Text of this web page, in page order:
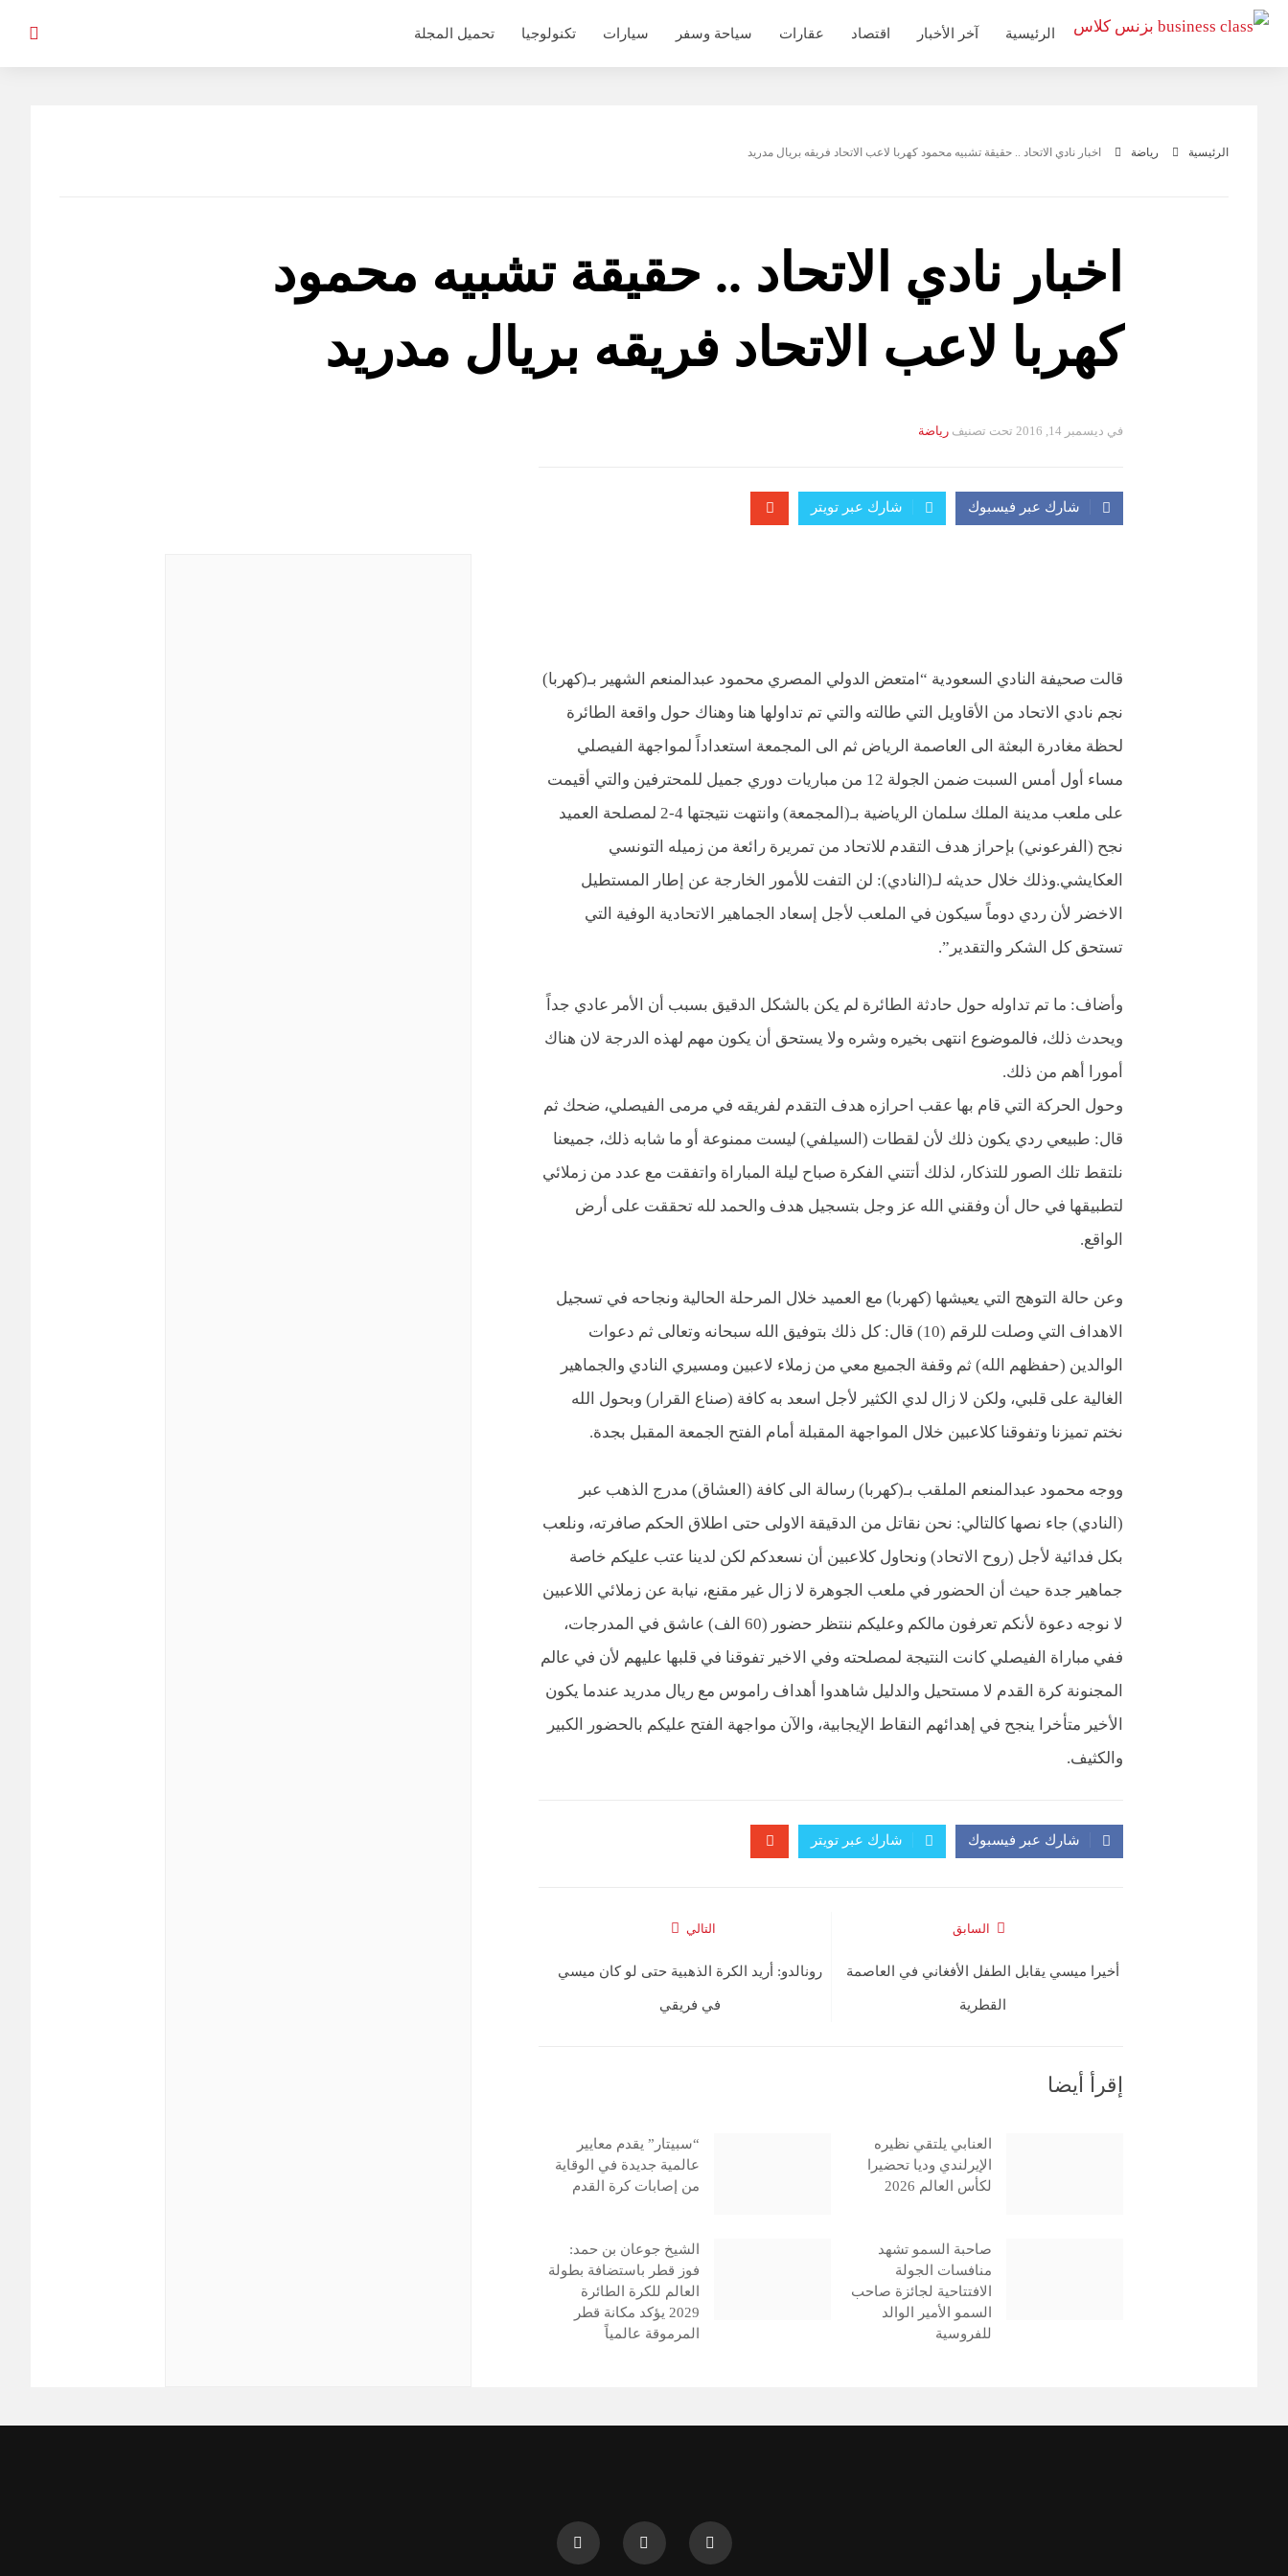
التجاوز
الرئيسية آخر الأخبار اقتصاد عقارات سياحة وسفر سيارات تكنولوجيا تحميل المجلة
الرئيسية رياضة اخبار نادي الاتحاد .. حقيقة تشبيه محمود كهربا لاعب الاتحاد فريقه بريال مدريد
اخبار نادي الاتحاد .. حقيقة تشبيه محمود
كهربا لاعب الاتحاد فريقه بريال مدريد
في ديسمبر 14, 2016 تحت تصنيف التصانيف
رياضة
شارك عبر فيسبوك شارك عبر تويتر
قالت صحيفة النادي السعودية “امتعض الدولي المصري محمود عبدالمنعم الشهير بـ(كهربا)
نجم نادي الاتحاد من الأقاويل التي طالته والتي تم تداولها هنا وهناك حول واقعة الطائرة
لحظة مغادرة البعثة الى العاصمة الرياض ثم الى المجمعة استعداداً لمواجهة الفيصلي
مساء أول أمس السبت ضمن الجولة 12 من مباريات دوري جميل للمحترفين والتي أقيمت
على ملعب مدينة الملك سلمان الرياضية بـ(المجمعة) وانتهت نتيجتها 4-2 لمصلحة العميد
نجح (الفرعوني) بإحراز هدف التقدم للاتحاد من تمريرة رائعة من زميله التونسي
العكايشي.وذلك خلال حديثه لـ(النادي): لن التفت للأمور الخارجة عن إطار المستطيل
الاخضر لأن ردي دوماً سيكون في الملعب لأجل إسعاد الجماهير الاتحادية الوفية التي
تستحق كل الشكر والتقدير”.
وأضاف: ما تم تداوله حول حادثة الطائرة لم يكن بالشكل الدقيق بسبب أن الأمر عادي جداً
ويحدث ذلك، فالموضوع انتهى بخيره وشره ولا يستحق أن يكون مهم لهذه الدرجة لان هناك
أمورا أهم من ذلك.
وحول الحركة التي قام بها عقب احرازه هدف التقدم لفريقه في مرمى الفيصلي، ضحك ثم
قال: طبيعي ردي يكون ذلك لأن لقطات (السيلفي) ليست ممنوعة أو ما شابه ذلك، جميعنا
نلتقط تلك الصور للتذكار، لذلك أتتني الفكرة صباح ليلة المباراة واتفقت مع عدد من زملائي
لتطبيقها في حال أن وفقني الله عز وجل بتسجيل هدف والحمد لله تحققت على أرض
الواقع.
وعن حالة التوهج التي يعيشها (كهربا) مع العميد خلال المرحلة الحالية ونجاحه في تسجيل
الاهداف التي وصلت للرقم (10) قال: كل ذلك بتوفيق الله سبحانه وتعالى ثم دعوات
الوالدين (حفظهم الله) ثم وقفة الجميع معي من زملاء لاعبين ومسيري النادي والجماهير
الغالية على قلبي، ولكن لا زال لدي الكثير لأجل اسعد به كافة (صناع القرار) وبحول الله
نختم تميزنا وتفوقنا كلاعبين خلال المواجهة المقبلة أمام الفتح الجمعة المقبل بجدة.
ووجه محمود عبدالمنعم الملقب بـ(كهربا) رسالة الى كافة (العشاق) مدرج الذهب عبر
(النادي) جاء نصها كالتالي: نحن نقاتل من الدقيقة الاولى حتى اطلاق الحكم صافرته، ونلعب
بكل فدائية لأجل (روح الاتحاد) ونحاول كلاعبين أن نسعدكم لكن لدينا عتب عليكم خاصة
جماهير جدة حيث أن الحضور في ملعب الجوهرة لا زال غير مقنع، نيابة عن زملائي اللاعبين
لا نوجه دعوة لأنكم تعرفون مالكم وعليكم ننتظر حضور (60 الف) عاشق في المدرجات،
ففي مباراة الفيصلي كانت النتيجة لمصلحته وفي الاخير تفوقنا في قلبها عليهم لأن في عالم
المجنونة كرة القدم لا مستحيل والدليل شاهدوا أهداف راموس مع ريال مدريد عندما يكون
الأخير متأخرا ينجح في إهدائهم النقاط الإيجابية، والآن مواجهة الفتح عليكم بالحضور الكبير
والكثيف.
شارك عبر فيسبوك شارك عبر تويتر
السابق
أخيرا ميسي يقابل الطفل الأفغاني في العاصمة
القطرية
التالي
رونالدو: أريد الكرة الذهبية حتى لو كان ميسي
في فريقي
إقرأ أيضا
العنابي يلتقي نظيره
الإيرلندي وديا تحضيرا
لكأس العالم 2026
“سبيتار” يقدم معايير
عالمية جديدة في الوقاية
من إصابات كرة القدم
صاحبة السمو تشهد
منافسات الجولة
الافتتاحية لجائزة صاحب
السمو الأمير الوالد
للفروسية
الشيخ جوعان بن حمد:
فوز قطر باستضافة بطولة
العالم للكرة الطائرة
2029 يؤكد مكانة قطر
المرموقة عالمياً